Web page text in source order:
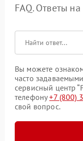
FAQ. Ответы
Вы можете
часто
сервисный центр
телефону+7 (800)
свой вопрос.